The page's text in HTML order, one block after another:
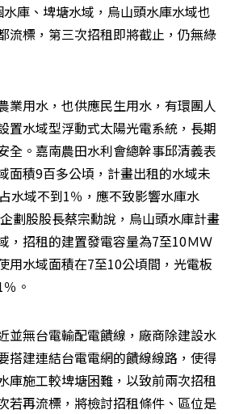
庫、埤塘水域，烏山頭水庫水域也
流標，第三次招租即將截止，仍無綠
業用水，也供應民生用水，有環團人
置水域型浮動式太陽光電系統，長期
全。嘉南農田水利會總幹事邱清義表
面積9百多公頃，計畫出租的水域未
水域不到1％，應不致影響水庫水
劃股股長蔡宗勳說，烏山頭水庫計畫
，招租的建置發電容量為7至10ＭＷ
用水域面積在7至10公頃間，光電板
。
並無台電輸配電饋線，廠商除建設水
搭建連結台電電網的饋線線路，使得
庫施工較埤塘困難，以致前兩次招租
若再流標，將檢討招租條件、區位是